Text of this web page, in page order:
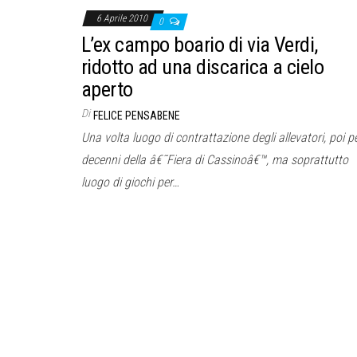
6 Aprile 2010 0
L’ex campo boario di via Verdi,
ridotto ad una discarica a cielo
aperto
Di FELICE PENSABENE
Una volta luogo di contrattazione degli allevatori, poi
decenni della â€˜Fiera di Cassinoâ€™, ma soprattutto
luogo di giochi per…